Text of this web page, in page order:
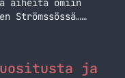
aiheita omiin
Strömssössä…
Instagram
workflowhun?ja